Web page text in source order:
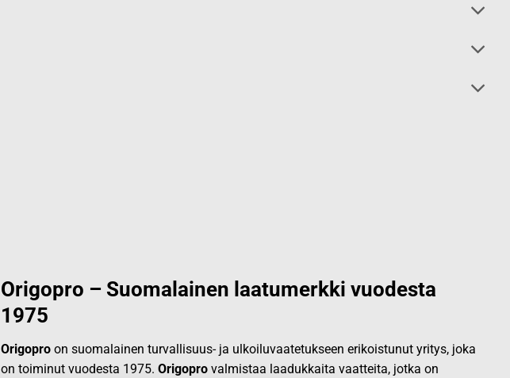
Origopro – Suomalainen laatumerkki vuodesta
1975
Origopro on suomalainen turvallisuus- ja ulkoiluvaatetukseen erikoistunut yritys, joka
on toiminut vuodesta 1975. Origopro valmistaa laadukkaita vaatteita, jotka on